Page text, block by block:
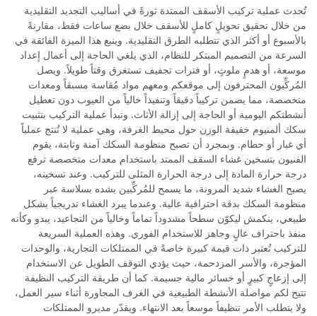
تُحدث عملية تركيب الأسقف الممتدة ثورةً في أساليب التجديد التقليدية
من خلال تحقيق تحويلٍ كاملٍ للأسقف خلال بضع ساعات فقط، مقارنةً
بالأسبوع أو أكثر الذي تتطلبه الطرق التقليدية. وينبع هذا الميزة الفائقة في
السرعة من التصميم المبتكر للنظام، الذي يلغي الحاجة إلى أعمال إعداد
موسعة، أو هدمٍ ملوثٍ، أو فترات تجفيف تستغرق وقتاً طويلاً. ويصل
المُركِّبون المحترفون إلى موقعكم ومعهم مواد مُقاسة مسبقاً ومعدات
متخصصة، مما يضمن تركيباً دقيقاً وتنفيذاً خالياً من العيوب دون تعطيل
أنشطتكم اليومية أو الحاجة إلى إزالة الأثاث. وتبدأ عملية التركيب بتثبيت
سكك ألمنيوم خفيفة الوزن حول محيط الغرفة، وهي عملية لا تُنتج عملياً
أي غبار أو حطام. وبمجرد أن تصبح منظومة السكك آمنة وثابتة، يقوم
الفنيون بتسخين غشاء السقف الممتد باستخدام معدات متخصصة ترفع
درجة حرارة المادة إلى درجة الحرارة المثلى للتركيب. وعند تسخينه،
يصبح الغشاء شديد المرونة، ما يسمح للمُركِّبين بشده بسلاسة عبر
منظومة السكك بدقة احترافية عالية. وعندما يبرد الغشاء تدريجياً بشكل
طبيعي، ينكمش ليكوّن سطحاً مشدوداً تماماً وخالياً من التجاعيد، يبدو وكأنه
منفذ باحتراف عالٍ وجاهز للاستخدام الفوري. وهذه العملية السريعة
للتركيب تُعتبر ذات قيمة كبيرة خاصةً في الممتلكات التجارية، والوحدات
المؤجرة، والأسر المزدحمة، حيث يؤدي التوقف الطويل عن الاستخدام
إلى إزعاجٍ كبيرٍ أو خسائر مالية جسيمة. كما أن طريقة التركيب النظيفة
تتيح لكم مواصلة الأنشطة الطبيعية في الغرف المجاورة أثناء سير العمل،
ولا يتطلب الأمر تنظيفاً موسعاً بعد الانتهاء. ويقدّر مديرو الممتلكات